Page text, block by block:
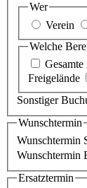
Wer
Verein
Welche
Freigelände
Sonstiger
Wunschtermin
Wunschtermin
Wunschtermin
Ersatztermin